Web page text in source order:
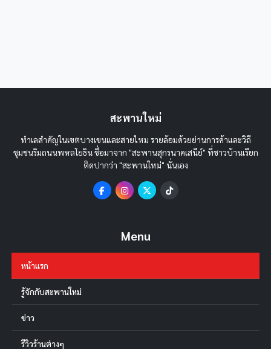
สะพานใหม่
ทำเลสำคัญในเขตบางเขนและสายไหม รายล้อมด้วยย่านการค้าและวิถี
ชุมชนริมถนนพหลโยธิน ชื่อมาจาก "สะพานสุกรนาคเสนีย์" ที่ชาวบ้านเรียก
ติดปากว่า "สะพานใหม่" นั่นเอง
Menu
หน้าแรก
รู้จักกับสะพานใหม่
ข่าว
รีวิวร้านต่างๆ